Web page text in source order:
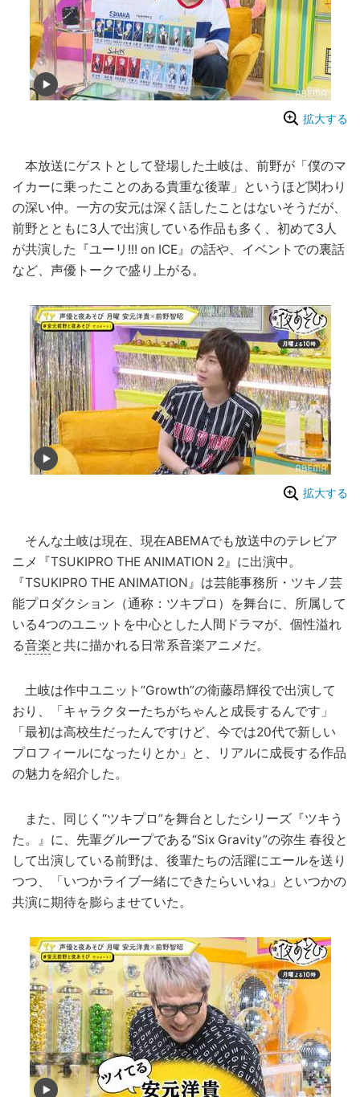
拡大する
本放送にゲストとして登場した土岐は、前野が「僕のマ
イカーに乗ったことのある貴重な後輩」というほど関わり
の深い仲。一方の安元は深く話したことはないそうだが、
前野とともに3人で出演している作品も多く、初めて3人
が共演した『ユーリ!!! on ICE』の話や、イベントでの裏話
など、声優トークで盛り上がる。
拡大する
そんな土岐は現在、現在ABEMAでも放送中のテレビア
ニメ『TSUKIPRO THE ANIMATION 2』に出演中。
『TSUKIPRO THE ANIMATION』は芸能事務所・ツキノ芸
能プロダクション（通称：ツキプロ）を舞台に、所属して
いる4つのユニットを中心とした人間ドラマが、個性溢れ
る音楽と共に描かれる日常系音楽アニメだ。
土岐は作中ユニット“Growth”の衛藤昂輝役で出演して
おり、「キャラクターたちがちゃんと成長するんです」
「最初は高校生だったんですけど、今では20代で新しい
プロフィールになったりとか」と、リアルに成長する作品
の魅力を紹介した。
また、同じく“ツキプロ”を舞台としたシリーズ『ツキう
た。』に、先輩グループである“Six Gravity”の弥生 春役と
して出演している前野は、後輩たちの活躍にエールを送り
つつ、「いつかライブ一緒にできたらいいね」といつかの
共演に期待を膨らませていた。